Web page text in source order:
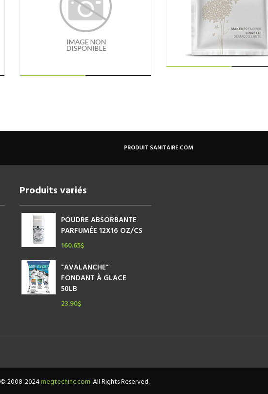
PRODUIT SANITAIRE.COM
Produits variés
POUDRE ABSORBANTE
PARFUMÉE 12X16 OZ/CS
160.65$
"AVALANCHE"
FONDANT À GLACE
50LB
23.90$
2008-2024megtechinc.com. All Rights Reserved.